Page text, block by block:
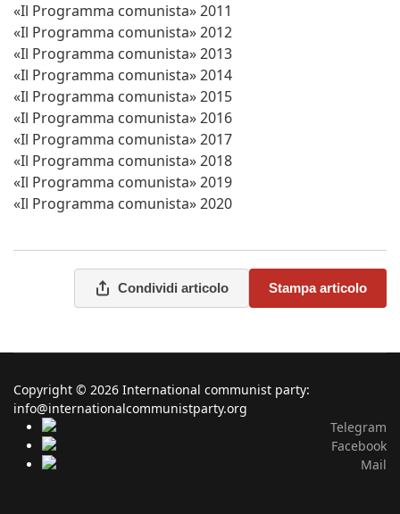
«Il Programma comunista» 2011
«Il Programma comunista» 2012
«Il Programma comunista» 2013
«Il Programma comunista» 2014
«Il Programma comunista» 2015
«Il Programma comunista» 2016
«Il Programma comunista» 2017
«Il Programma comunista» 2018
«Il Programma comunista» 2019
«Il Programma comunista» 2020
Condividi articolo Stampa articolo
Copyright © 2026 International communist party:
info@internationalcommunistparty.org